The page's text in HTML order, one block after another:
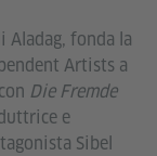
Aladag, fonda la
Artists a
Die Fremde
e
Sibel